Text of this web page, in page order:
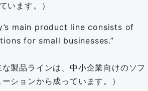
います。）
main product line consists of
for small businesses.”
な製品ラインは、中小企業向けのソフ
ションから成っています。）